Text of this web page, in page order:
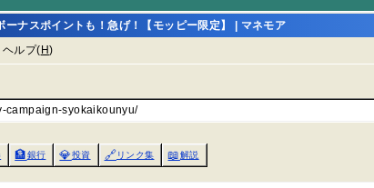
ーナスポイントも！急げ！【モッピー限定】 | マネモア
ヘルプ( H)
campaign-syokaikounyu/
🏦銀行 💎投資 🔗リンク集 📖解説